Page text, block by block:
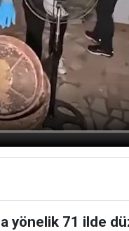
yönelik 71 ilde